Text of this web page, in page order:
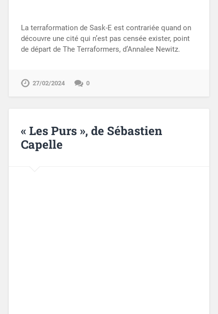
La terraformation de Sask-E est contrariée quand on
découvre une cité qui n’est pas censée exister, point
de départ de The Terraformers, d’Annalee Newitz.
27/02/2024 0
« Les Purs », de Sébastien
Capelle